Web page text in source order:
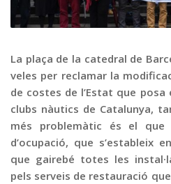
Publicitat
Contacte
La plaça de la catedral de
veles per reclamar la
de costes de l’Estat que
clubs nàutics de Catalunya,
més problemàtic és el
d’ocupació, que s’estableix
que gairebé totes les
pels serveis de restauració